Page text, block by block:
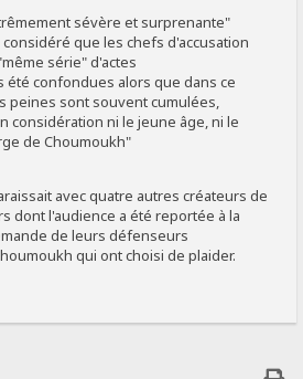
sévère et surprenante"
que les chefs d'accusation
série" d'actes
été confondues alors que dans ce
peines sont souvent cumulées,
considération ni le jeune âge, ni le
de Choumoukh"
avec quatre autres créateurs de
dont l'audience a été reportée à la
de leurs défenseurs
qui ont choisi de plaider.